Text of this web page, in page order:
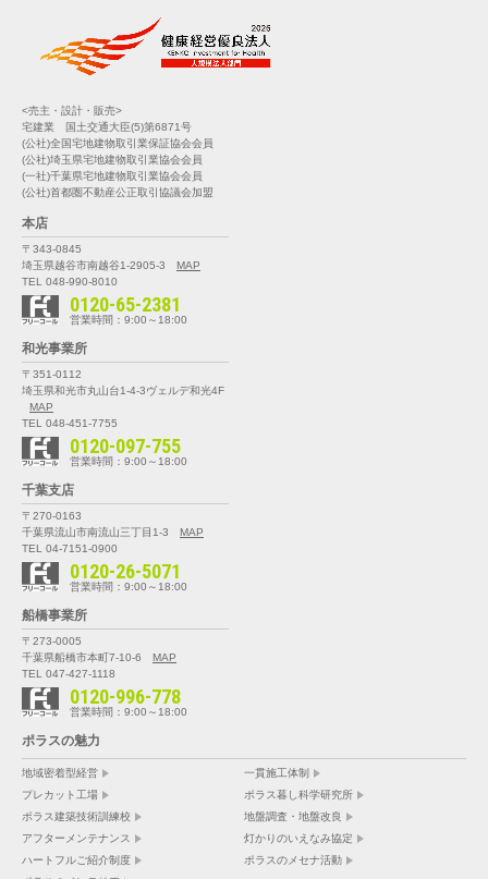
<売主・設計・販売>
宅建業 国土交通大臣(5)第6871号
(公社)全国宅地建物取引業保証協会会員
(公社)埼玉県宅地建物取引業協会会員
(一社)千葉県宅地建物取引業協会会員
(公社)首都圏不動産公正取引協議会加盟
本店
〒343-0845
埼玉県越谷市南越谷1-2905-3
MAP
TEL 048-990-8010
0120-65-2381
営業時間：9:00～18:00
和光事業所
〒351-0112
埼玉県和光市丸山台1-4-3ヴェルデ和光4F
MAP
TEL 048-451-7755
0120-097-755
営業時間：9:00～18:00
千葉支店
〒270-0163
千葉県流山市南流山三丁目1-3
MAP
TEL 04-7151-0900
0120-26-5071
営業時間：9:00～18:00
船橋事業所
〒273-0005
千葉県船橋市本町7-10-6
MAP
TEL 047-427-1118
0120-996-778
営業時間：9:00～18:00
ポラスの魅力
地域密着型経営
一貫施工体制
プレカット工場
ポラス暮し科学研究所
ポラス建築技術訓練校
地盤調査・地盤改良
アフターメンテナンス
灯かりのいえなみ協定
ハートフルご紹介制度
ポラスのメセナ活動